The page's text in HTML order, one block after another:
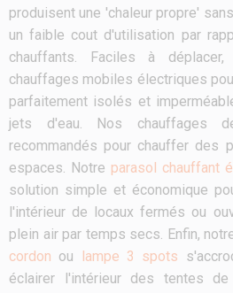
produisent une 'chaleur propre'
un faible cout d'utilisation par
chauffants. Faciles à
chauffages mobiles électriques
parfaitement isolés et
jets d'eau. Nos chauffages
recommandés pour chauffer des
espaces. Notre parasol chauffant
solution simple et économique
l'intérieur de locaux fermés ou
plein air par temps secs. Enfin,
cordon ou lampe 3 spots
éclairer l'intérieur des tentes